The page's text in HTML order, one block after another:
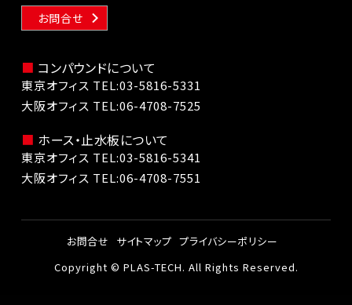
お問合せ
コンパウンドについて
東京オフィス TEL:03-5816-5331
大阪オフィス TEL:06-4708-7525
ホース・止水板について
東京オフィス TEL:03-5816-5341
大阪オフィス TEL:06-4708-7551
お問合せ サイトマップ プライバシーポリシー
Copyright © PLAS-TECH. All Rights Reserved.